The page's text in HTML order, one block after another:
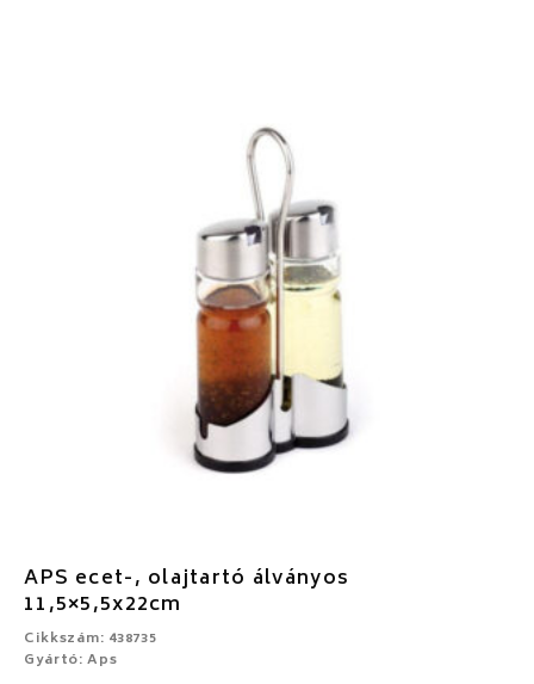
APS ecet-, olajtartó álványos
11,5×5,5x22cm
Cikkszám: 438735
Gyártó: Aps